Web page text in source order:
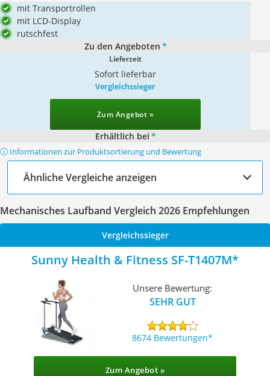
mit Transportrollen
mit LCD-Display
rutschfest
Zu den Angeboten *
Lieferzeit
Sofort lieferbar
Vergleichssieger
Zum Angebot »
Erhältlich bei *
ⓘ Informationen zur Produktsortierung und Bewertung
Ähnliche Vergleiche anzeigen
Mechanisches Laufband Vergleich 2026 Empfehlungen
Vergleichssieger
Sunny Health & Fitness ‎SF-T1407M
Unsere Bewertung:
SEHR GUT
8674 Bewertungen
Zum Angebot »